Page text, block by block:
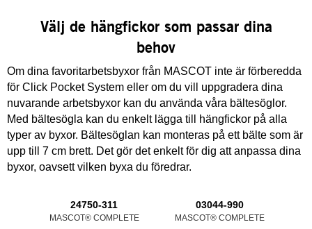
Välj de hängfickor som passar dina
behov
Om dina favoritarbetsbyxor från MASCOT inte är förberedda
för Click Pocket System eller om du vill uppgradera dina
nuvarande arbetsbyxor kan du använda våra bältesöglor.
Med bältesögla kan du enkelt lägga till hängfickor på alla
typer av byxor. Bältesöglan kan monteras på ett bälte som är
upp till 7 cm brett. Det gör det enkelt för dig att anpassa dina
byxor, oavsett vilken byxa du föredrar.
24750-311
MASCOT® COMPLETE
03044-990
MASCOT® COMPLETE